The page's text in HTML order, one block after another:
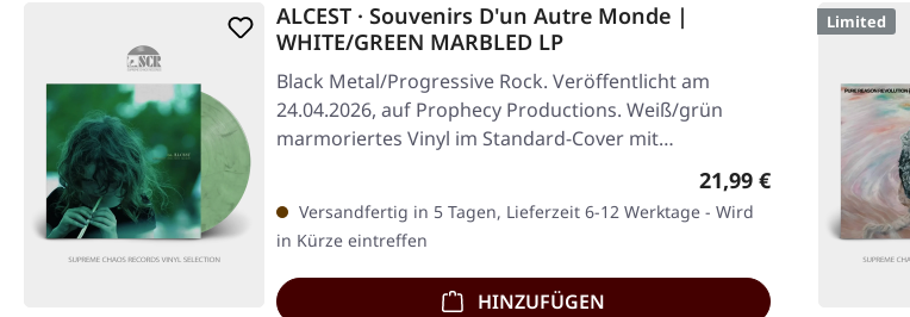
ALCEST · Souvenirs D'un Autre Monde |
WHITE/GREEN MARBLED LP
Black Metal/Progressive Rock. Veröffentlicht am
24.04.2026, auf Prophecy Productions. Weiß/grün
marmoriertes Vinyl im Standard-Cover mit
Regulärer Preis:
21,99 €
Versandfertig in 5 Tagen, Lieferzeit 6-12 Werktage - Wird
in Kürze eintreffen
HINZUFÜGEN
Limited